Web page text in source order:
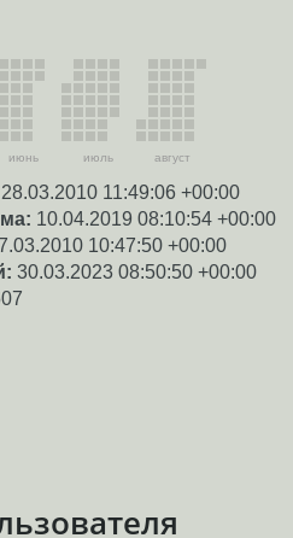
июнь июль август
28.03.2010 11:49:06 +00:00
10.04.2019 08:10:54 +00:00
10:47:50 +00:00
30.03.2023 08:50:50 +00:00